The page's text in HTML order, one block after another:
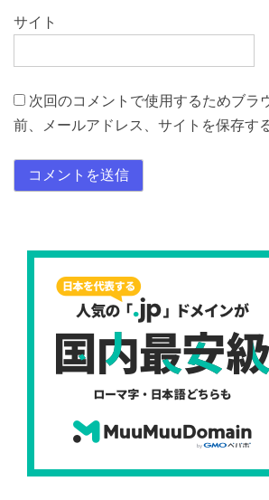
サイト
次回のコメントで使用するためブラ
前、メールアドレス、サイトを保存する